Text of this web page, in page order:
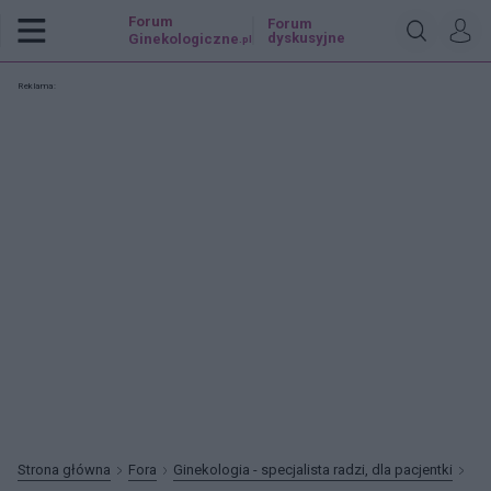
Forum
Ginekologiczne .pl
Forum
dyskusyjne
Reklama:
Strona główna Fora
Ginekologia - specjalista radzi, dla pacjentki